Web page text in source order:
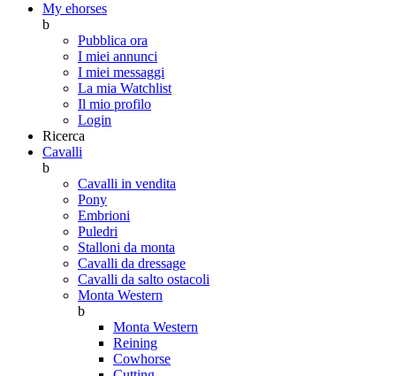
My ehorses
b
Pubblica ora
I miei annunci
I miei messaggi
La mia Watchlist
Il mio profilo
Login
Ricerca
Cavalli
b
Cavalli in vendita
Pony
Embrioni
Puledri
Stalloni da monta
Cavalli da dressage
Cavalli da salto ostacoli
Monta Western
b
Monta Western
Reining
Cowhorse